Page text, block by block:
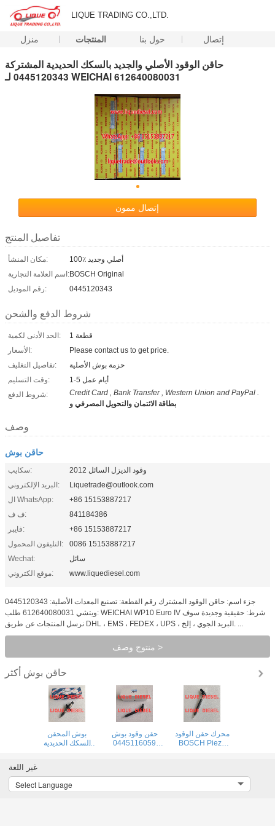
LIQUE TRADING CO.,LTD.
منزل المنتجات حول بنا إتصال
حاقن الوقود الأصلي والجديد بالسكك الحديدية المشتركة
0445120343 لـ WEICHAI 612640080031
إتصال ممون
تفاصيل المنتج
مكان المنشأ:
100٪ أصلي وجديد
اسم العلامة التجارية:BOSCH Original
رقم الموديل:
0445120343
شروط الدفع والشحن
الحد الأدنى لكمية:
1 قطعة
الأسعار:
Please contact us to get price.
تفاصيل التغليف:
حزمة بوش الأصلية
وقت التسليم:
1-5 أيام عمل
شروط الدفع:
Credit Card , Bank Transfer , Western Union and PayPal .
بطاقة الائتمان والتحويل المصرفي و
وصف
حاقن بوش
سكايب:
وقود الديزل السائل 2012
البريد الإلكتروني:
Liquetrade@outlook.com
ال WhatsApp:
+86 15153887217
ف ف:
841184386
فايبر:
+86 15153887217
التليفون المحمول:
0086 15153887217
Wechat:
سائل
موقع الكتروني:
www.liquediesel.com
جزء اسم: حاقن الوقود المشترك رقم القطعة: تصنيع المعدات الأصلية: 0445120343
ويتشي 612640080031 طلب: WEICHAI WP10 Euro IV شرط: حقيقية وجديدة سوف
نرسل المنتجات عن طريق DHL ، EMS ، FEDEX ، UPS ، البريد الجوي ، إلخ. ...
منتوج وصف >
حاقن بوش
بوش المحقن
السكك الحديدية
445120273
5263307
حقن وقود بوش
0445116059
لشركة FIAT
محرك حقن الوقود
BOSCH Piezo
445 116 034
غير اللغة
Select Language